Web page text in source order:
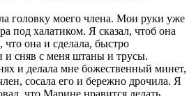
головку моего члена. Мои руки уже
под халатиком. Я сказал, чтоб она
что она и сделала, быстро
и сняв с меня штаны и трусы.
и делала мне божественный минет,
сосала его и бережно дрочила. Я
что Марине нравится делать